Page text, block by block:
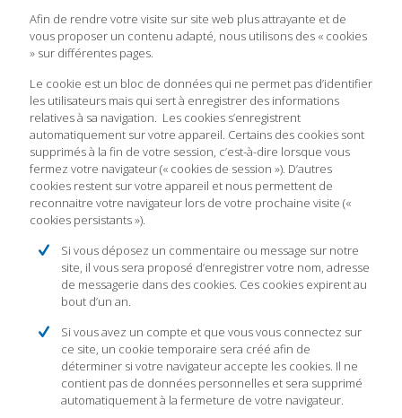
Afin de rendre votre visite sur site web plus attrayante et de
vous proposer un contenu adapté, nous utilisons des « cookies
» sur différentes pages.
Le cookie est un bloc de données qui ne permet pas d’identifier
les utilisateurs mais qui sert à enregistrer des informations
relatives à sa navigation. Les cookies s’enregistrent
automatiquement sur votre appareil. Certains des cookies sont
supprimés à la fin de votre session, c’est-à-dire lorsque vous
fermez votre navigateur (« cookies de session »). D’autres
cookies restent sur votre appareil et nous permettent de
reconnaitre votre navigateur lors de votre prochaine visite («
cookies persistants »).
Si vous déposez un commentaire ou message sur notre
site, il vous sera proposé d’enregistrer votre nom, adresse
de messagerie dans des cookies. Ces cookies expirent au
bout d’un an.
Si vous avez un compte et que vous vous connectez sur
ce site, un cookie temporaire sera créé afin de
déterminer si votre navigateur accepte les cookies. Il ne
contient pas de données personnelles et sera supprimé
automatiquement à la fermeture de votre navigateur.